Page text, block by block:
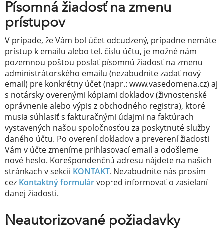
Písomná žiadosť na zmenu
prístupov
V prípade, že Vám bol účet odcudzený, prípadne nemáte
prístup k emailu alebo tel. číslu účtu, je možné nám
pozemnou poštou poslať písomnú žiadosť na zmenu
administrátorského emailu (nezabudnite zadať nový
email) pre konkrétny účet (napr.: www.vasedomena.cz) aj
s notársky overenými kópiami dokladov (živnostenské
oprávnenie alebo výpis z obchodného registra), ktoré
musia súhlasiť s fakturačnými údajmi na faktúrach
vystavených našou spoločnosťou za poskytnuté služby
daného účtu. Po overení dokladov a preverení žiadosti
Vám v účte zmeníme prihlasovací email a odošleme
nové heslo. Korešpondenčnú adresu nájdete na našich
stránkach v sekcii KONTAKT. Nezabudnite nás prosím
cez Kontaktný formulárvopred informovať o zasielaní
danej žiadosti.
Neautorizované požiadavky